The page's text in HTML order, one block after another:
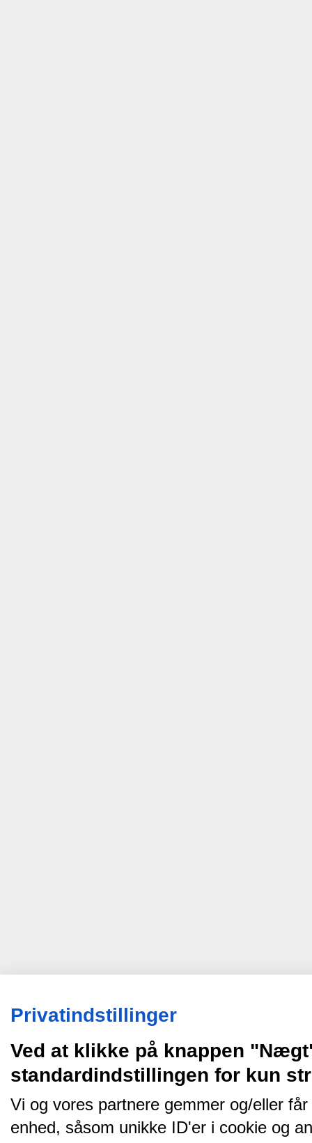
Privatindstillinger
Ved at klikke på knappen
standardindstillingen for kun
Vi og vores partnere gemmer og/eller
enhed, såsom unikke ID'er i cookie og